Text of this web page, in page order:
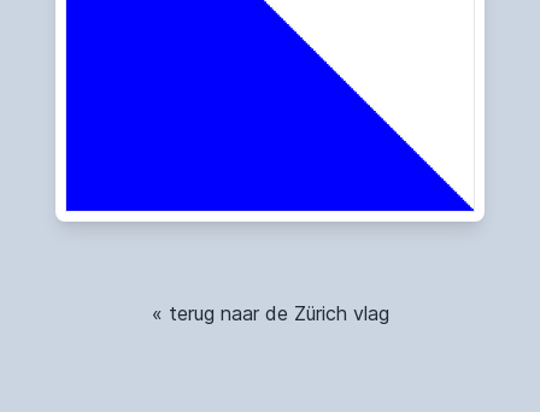
« terug naar de Zürich vlag